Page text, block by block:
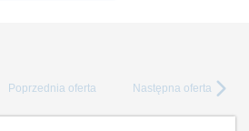
Poprzednia oferta Następna oferta